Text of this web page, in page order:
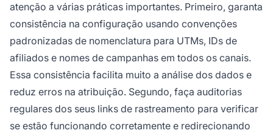
atenção a várias práticas importantes. Primeiro, garanta
consistência na configuração usando convenções
padronizadas de nomenclatura para UTMs, IDs de
afiliados e nomes de campanhas em todos os canais.
Essa consistência facilita muito a análise dos dados e
reduz erros na atribuição. Segundo, faça auditorias
regulares dos seus links de rastreamento para verificar
se estão funcionando corretamente e redirecionando